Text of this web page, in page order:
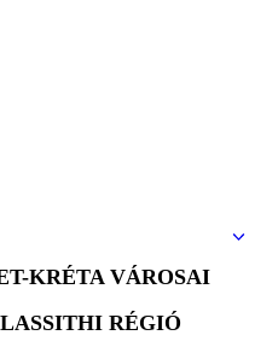
KRÉTA VÁROSAI
LASSITHI RÉGIÓ